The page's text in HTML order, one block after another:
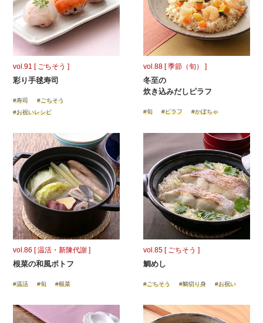
vol.91 [ ごちそう ]
彩り手毬寿司
#寿司
#ごちそう
#お祝いレシピ
vol.88 [ 季節（旬） ]
冬至の
炊き込みだしピラフ
#旬 #ピラフ #かぼちゃ
vol.86 [ 温活・新陳代謝 ]
根菜の和風ポトフ
#温活 #旬 #根菜
vol.85 [ ごちそう ]
鯛めし
#ごちそう #鯛切り身 #お祝い